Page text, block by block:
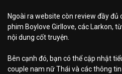
Ngoài ra website còn review đầy đủ
phim Boylove Girllove, các Larkon,
nội dung cốt truyện.
Bên cạnh đó, bạn có thể cập nhật
couple nam nữ Thái và các thông